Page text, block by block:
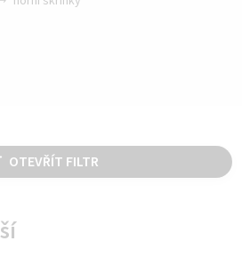
OTEVŘÍT FILTR